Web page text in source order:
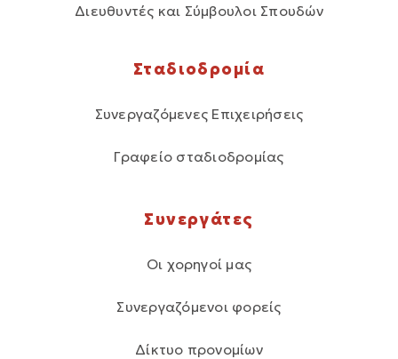
Διευθυντές και Σύμβουλοι Σπουδών
Σταδιοδρομία
Συνεργαζόμενες Επιχειρήσεις
Γραφείο σταδιοδρομίας
Συνεργάτες
Οι χορηγοί μας
Συνεργαζόμενοι φορείς
Δίκτυο προνομίων